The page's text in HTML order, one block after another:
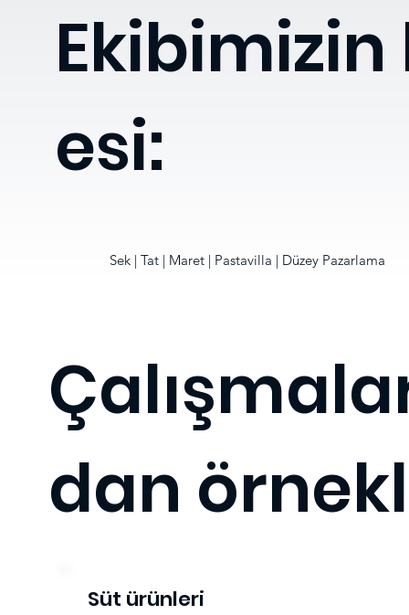
dan
Süt ürünleri
esi:
Sek | Tat | Maret | Pastavilla | Düzey Pazarlama